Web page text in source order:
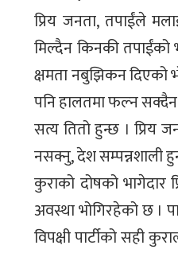
प्रिय जनता, तपाईंले
मिल्दैन किनकी तपाईंको
क्षमता नबुझिकन
पनि हालतमा फल्न सक्दैन
सत्य तितो हुन्छ । प्रिय
नसक्नु, देश सम्पन्नशाली
कुराको दोषको भागेदार
अवस्था भोगिरहेको छ ।
विपक्षी पार्टीको सही